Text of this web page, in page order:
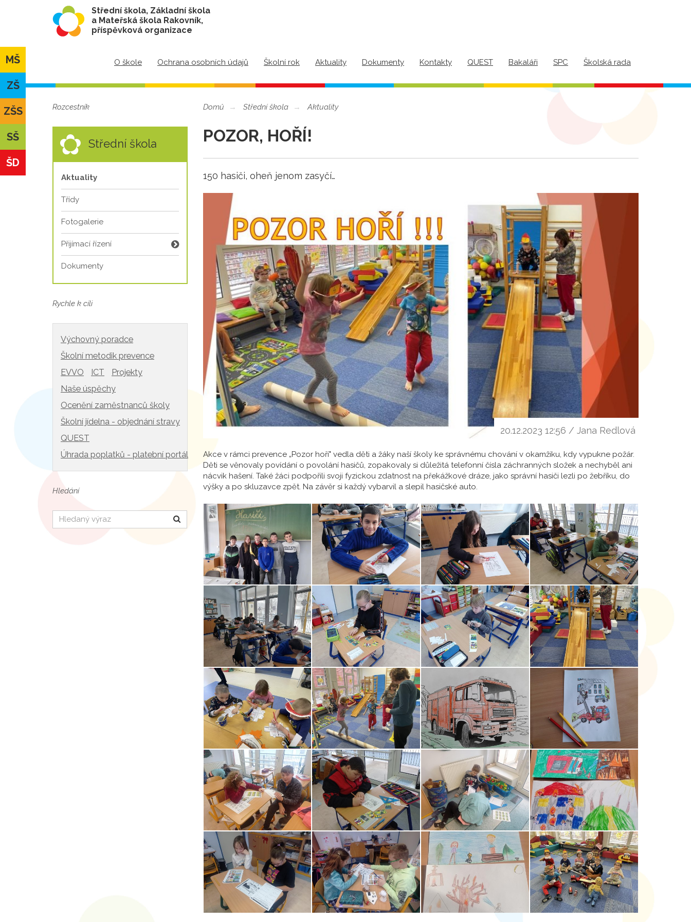
Střední škola, Základní škola
a Mateřská škola Rakovník,
příspěvková organizace
O škole Ochrana osobních údajů Školní rok Aktuality Dokumenty Kontakty QUEST Bakaláři SPC Školská rada
MŠ
ZŠ
ZŠS
SŠ
ŠD
Rozcestník
Střední škola
Aktuality
Třídy
Fotogalerie
Přijímací řízení
Dokumenty
Rychle k cíli
Výchovný poradce
Školní metodik prevence
EVVO
ICT
Projekty
Naše úspěchy
Ocenění zaměstnanců školy
Školní jídelna - objednání stravy
QUEST
Úhrada poplatků - platební portál
Hledání
Hledat
Domů Střední škola Aktuality
POZOR, HOŘÍ!
150 hasiči, oheň jenom zasyčí…
20.12.2023 12:56 / Jana Redlová
Akce v rámci prevence „Pozor hoří" vedla děti a žáky naší školy ke správnému chování v okamžiku, kdy vypukne požár.
Děti se věnovaly povídání o povolání hasičů, zopakovaly si důležitá telefonní čísla záchranných složek a nechyběl ani
nácvik hašení. Také žáci podpořili svoji fyzickou zdatnost na překážkové dráze, jako správní hasiči lezli po žebříku, do
výšky a po skluzavce zpět. Na závěr si každý vybarvil a slepil hasičské auto.